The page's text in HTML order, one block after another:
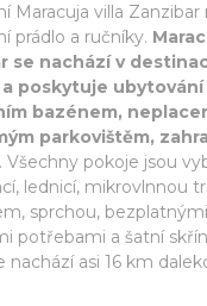
Maracuja villa Zanzibar
prádlo a ručníky.
se nachází v
poskytuje ubytování
bazénem,
parkovištěm,
. Všechny pokoje jsou
lednicí, mikrovlnnou
sprchou, bezplatnými
potřebami a šatní
nachází asi 16 km